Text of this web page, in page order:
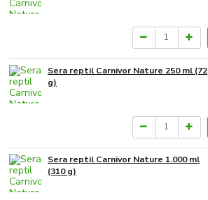
Sera reptil Carnivor Nature 250 ml (72
g)
Sera reptil Carnivor Nature 1.000 ml
(310 g)